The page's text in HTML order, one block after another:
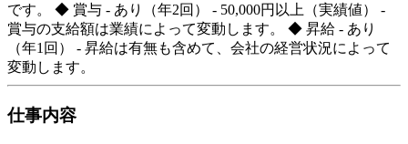
です。 ◆ 賞与 - あり（年2回） - 50,000円以上（実績値） -
賞与の支給額は業績によって変動します。 ◆ 昇給 - あり
（年1回） - 昇給は有無も含めて、会社の経営状況によって
変動します。
仕事内容